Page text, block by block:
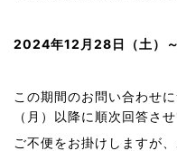
2024年12月28日（土）
この期間のお問い合わせ
（月）以降に順次回答さ
ご不便をお掛けしますが